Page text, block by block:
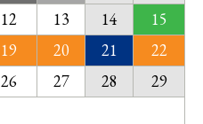
12 13 14
15
19 20 21
22
26 27 28
29